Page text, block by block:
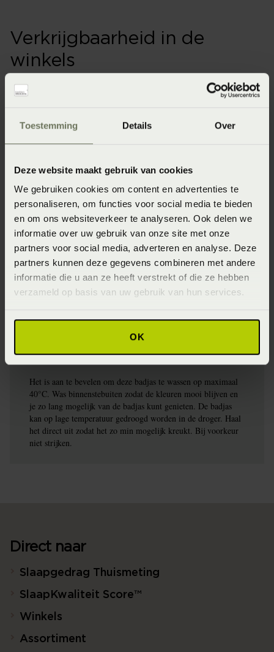
Toestemming Details Over
Deze website maakt gebruik van cookies
We gebruiken cookies om content en advertenties te
personaliseren, om functies voor social media te bieden
en om ons websiteverkeer te analyseren. Ook delen we
informatie over uw gebruik van onze site met onze
partners voor social media, adverteren en analyse. Deze
partners kunnen deze gegevens combineren met andere
informatie die u aan ze heeft verstrekt of die ze hebben
verzameld op basis van uw gebruik van hun services.
OK
Verkrijgbaarheid in de
winkels
Onze webshopproducten zijn niet altijd verkrijgbaar in
Informeer dan eerst naar de beschikbaarheid.
Specificaties
Artikelnummer
8718471539418
Seizoen
Spring/Summer 2025
45% bamboe 20% katoen 35% polyester (Bamboe)
Wasinstructie
Het is aan te bevelen om deze badjas te wassen op maximaal
40°C. Was binnenstebuiten zodat de kleuren mooi blijven en
je zo lang mogelijk van de badjas kunt genieten. De badjas
kan op lage temperatuur gedroogd worden in de droger. Haal
het direct uit zodat het zo min mogelijk kreukt. Bij voorkeur
niet strijken.
Direct naar
Slaapgedrag Thuismeting
SlaapKwaliteit Score™
Winkels
Assortiment